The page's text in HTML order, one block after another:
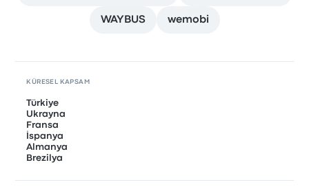
WAYBUS wemobi
KÜRESEL KAPSAM
Türkiye
Ukrayna
Fransa
İspanya
Almanya
Brezilya